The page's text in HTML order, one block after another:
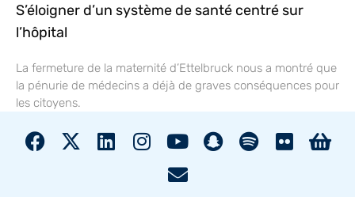
S’éloigner d’un système de santé centré sur
l’hôpital
La fermeture de la maternité d’Ettelbruck nous a montré que
la pénurie de médecins a déjà de graves conséquences pour
les citoyens.